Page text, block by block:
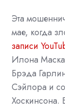
Эта
мае, когда
записи
Илона
Брэда
Сэйлора и
Хоскинсона.